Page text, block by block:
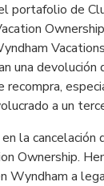
portafolio de
una devolución
recompra,
a un
la cancelación
Ownership.
Wyndham a